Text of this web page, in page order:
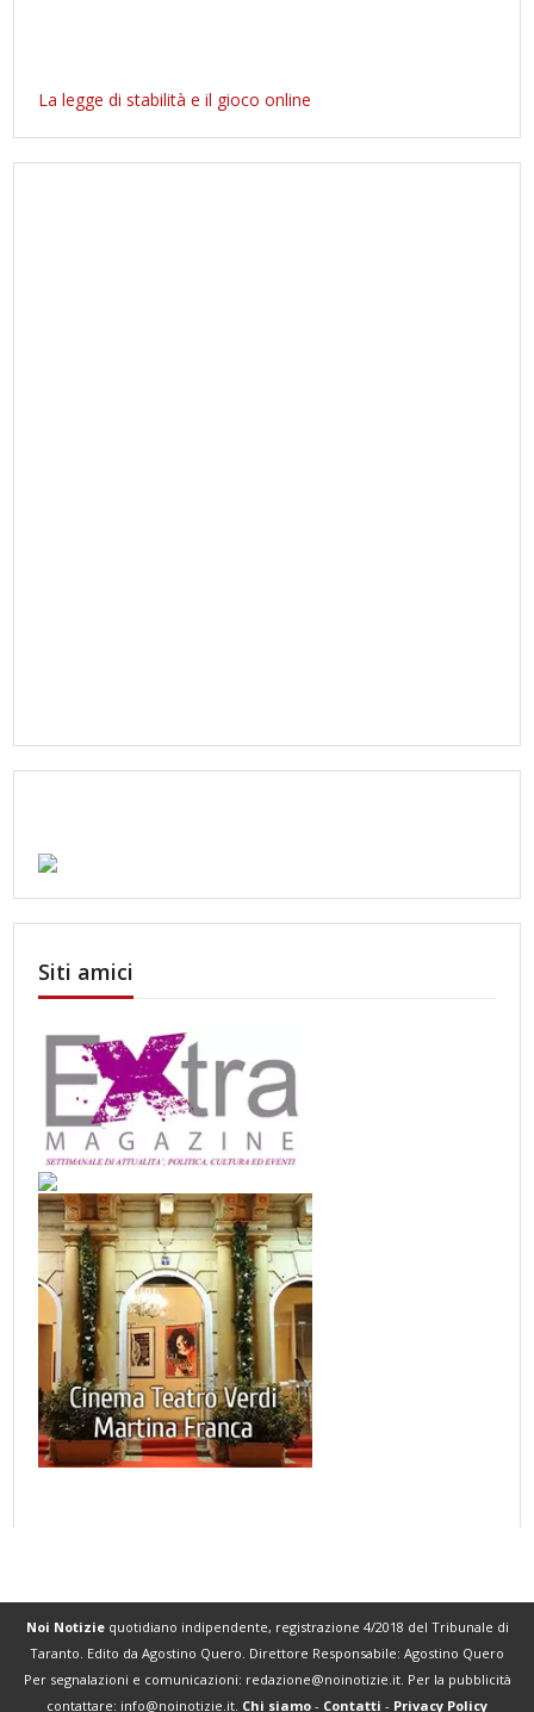
La legge di stabilità e il gioco online
Siti amici
Noi Notiziequotidiano indipendente, registrazione 4/2018 del Tribunale di
Taranto. Edito da Agostino Quero. Direttore Responsabile: Agostino Quero
Per segnalazioni e comunicazioni: redazione@noinotizie.it. Per la pubblicità
contattare: info@noinotizie.it. Chi siamo - Contatti - Privacy Policy